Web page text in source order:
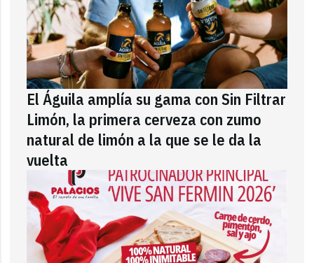
El Águila amplía su gama con Sin Filtrar
Limón, la primera cerveza con zumo
natural de limón a la que se le da la
vuelta